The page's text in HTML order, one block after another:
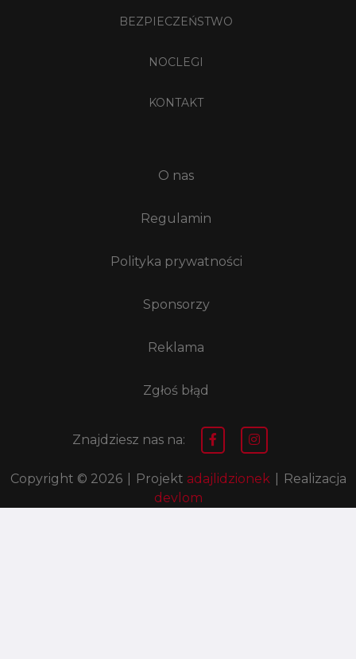
BEZPIECZEŃSTWO
NOCLEGI
KONTAKT
O nas
Regulamin
Polityka prywatności
Sponsorzy
Reklama
Zgłoś błąd
Znajdziesz nas na:
Copyright © 2026 Projekt adajlidzionek
Realizacja
devlom